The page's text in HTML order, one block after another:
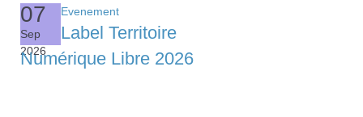
07
Sep
2026
Evenement
Label Territoire
Numérique Libre 2026